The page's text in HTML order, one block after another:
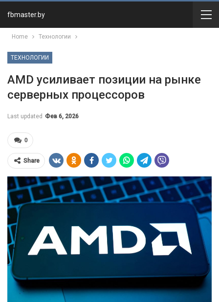
fbmaster.by
Home Технологии
ТЕХНОЛОГИИ
AMD усиливает позиции на рынке
серверных процессоров
Last updated Фев 6, 2026
0
Share